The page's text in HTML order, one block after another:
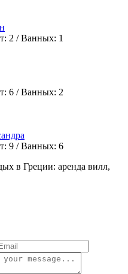
2 /Ванных: 1
6 /Ванных: 2
9 /Ванных: 6
в Греции: аренда вилл,